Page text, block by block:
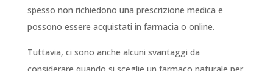
spesso non richiedono una prescrizione medica e
possono essere acquistati in farmacia o online.
Tuttavia, ci sono anche alcuni svantaggi da